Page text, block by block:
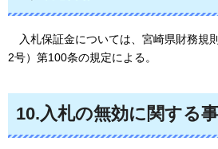
入札保証金については、宮崎県財務規
2号）第100条の規定による。
10.入札の無効に関する